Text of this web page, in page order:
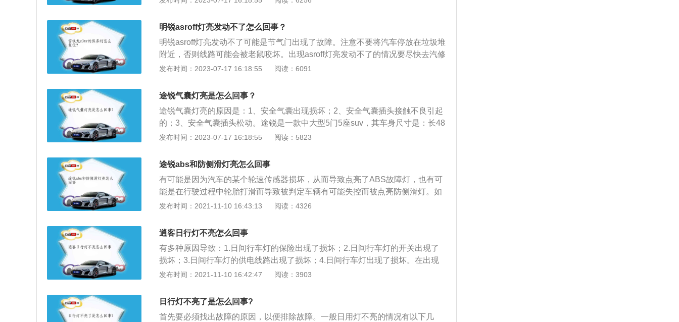
然吸气发动机，最大功率是131kw，最大功率转速是每分钟6600rpm，与其匹配
的是10挡无级变速箱。
明锐asroff灯亮发动不了怎么回事？
明锐asroff灯亮发动不了可能是节气门出现了故障。注意不要将汽车停放在垃圾堆
附近，否则线路可能会被老鼠咬坏。出现asroff灯亮发动不了的情况要尽快去汽修
店维修。以下是相关资料：1.明锐asroff灯是汽车防滑控制系统，一般情况是灭
是胎压不足或者轮胎漏气也会灯亮；（3）是天冷的时候，汽车的轮胎抓地能力
就会减小，尤其是遇到结冰的路面造成车辆打滑，也会使asr报警灯亮起；（4）
是车辆安装abs系统可能也会导致asr故障。
发布时间：2023-07-17 16:18:55 阅读：6091
途锐气囊灯亮是怎么回事？
途锐气囊灯亮的原因是：1、安全气囊出现损坏；2、安全气囊插头接触不良引起
的；3、安全气囊插头松动。途锐是一款中大型5门5座suv，其车身尺寸是：长48
78mm、宽1984mm、高1717mm，轴距为2899mm。途锐搭载了2.0T涡轮增压发
方式是前置四驱，前后悬架均使用了多连杆式独立悬架。
发布时间：2023-07-17 16:18:55 阅读：5823
途锐abs和防侧滑灯亮怎么回事
有可能是因为汽车的某个轮速传感器损坏，从而导致点亮了ABS故障灯，也有可
能是在行驶过程中轮胎打滑而导致被判定车辆有可能失控而被点亮防侧滑灯。如
果汽车在行驶过程中出现这种情况，只需要用电脑检查abs传感器消除故障，解
（antilockbrakesystem），防抱死刹车系统可以提高行车时，车辆紧急制动的安
全系数。其工作原理就是，在汽车强制减速甚至停车时，通过自动控制制动器滚
动摩擦力的大小，以使得车轮不会出现相对地面滑动，让车轮可以处于边滚边滑
的状态，最终让保证车轮与地面的附着力在最大值。换句话说，没有ABS的车，
汽车在遇紧急情况采取紧急刹车时，容易出现轮胎抱死，也就是方向盘不能转
定要引起重视，及时处理解决，也是在解决行驶的安全隐患。
发布时间：2021-11-10 16:43:13 阅读：4326
逍客日行灯不亮怎么回事
有多种原因导致：1.日间行车灯的保险出现了损坏；2.日间行车灯的开关出现了
损坏；3.日间行车灯的供电线路出现了损坏；4.日间行车灯出现了损坏。在出现
之后需要采用排除的方式进行检查维修，找到具体的问题。机动车辆的日间行车
提示后方车辆的存在，安装在机动车辆前端的两侧，它的主要作用并不是为了机
动车辆驾驶人员能够看清路面，而是起到一种信号灯的作用。
发布时间：2021-11-10 16:42:47 阅读：3903
日行灯不亮了是怎么回事?
首先要必须找出故障的原因，以便排除故障。一般日用灯不亮的情况有以下几